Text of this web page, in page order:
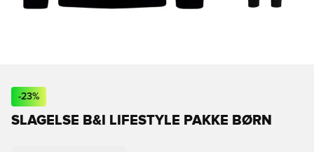
-23%
SLAGELSE B&I LIFESTYLE PAKKE BØRN